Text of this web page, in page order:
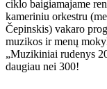
ciklo baigiamajame
kameriniu orkestru
Čepinskis) vakaro
muzikos ir menų
„Muzikiniai rudenys
daugiau nei 300!